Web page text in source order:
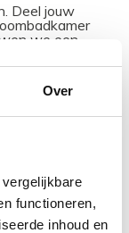
Over
functioneren,
inhoud en
Deel jouw
we een